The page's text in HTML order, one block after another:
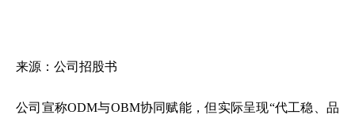
来源：公司招股书
公司宣称ODM与OBM协同赋能，但实际呈现“代工稳、品